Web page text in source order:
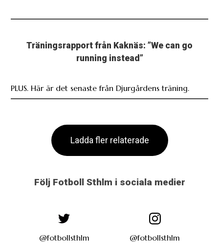
Träningsrapport från Kaknäs: ”We can go
running instead”
PLUS. Här är det senaste från Djurgårdens träning.
Ladda fler relaterade
Följ Fotboll Sthlm i sociala medier
@fotbollsthlm @fotbollsthlm